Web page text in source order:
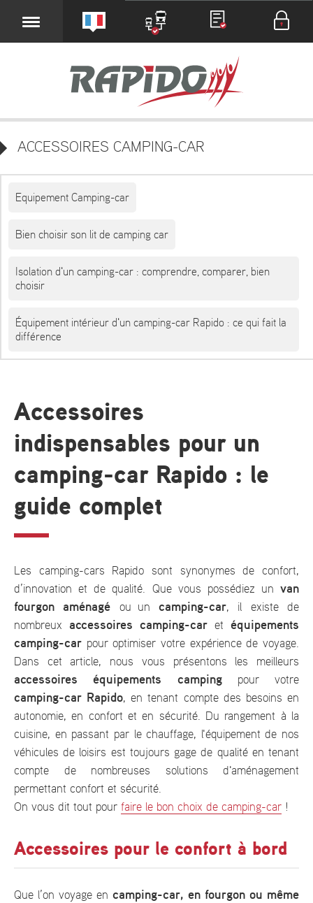
ACCESSOIRES CAMPING-CAR
Equipement Camping-car
Bien choisir son lit de camping car
Isolation d'un camping-car : comprendre, comparer, bien
choisir
Équipement intérieur d'un camping-car Rapido : ce qui fait la
différence
Accessoires
indispensables pour un
camping-car Rapido : le
guide complet
Les camping-cars Rapido sont synonymes de confort,
d’innovation et de qualité. Que vous possédiez un van
fourgon aménagé ou uncamping-car, il existe de
nombreux accessoires camping-car et équipements
camping-car pour optimiser votre expérience de voyage.
Dans cet article, nous vous présentons les meilleurs
accessoires équipements campingpour votre
camping-car Rapido, en tenant compte des besoins en
autonomie, en confort et en sécurité. Du rangement à la
cuisine, en passant par le chauffage, l'équipement de nos
véhicules de loisirs est toujours gage de qualité en tenant
compte de nombreuses solutions d'aménagement
permettant confort et sécurité.
On vous dit tout pour faire le bon choix de camping-car !
Accessoires pour le confort à bord
Que l’on voyage en camping-car, en fourgon ou même